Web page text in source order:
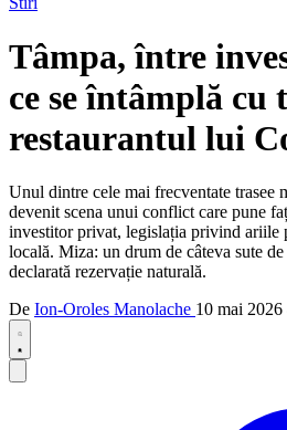
Tâmpa, între
ce se întâmplă cu
restaurantul lui
Unul dintre cele mai frecventate trasee
devenit scena unui conflict care pune
investitor privat, legislația privind ariile
locală. Miza: un drum de câteva sute
declarată rezervație naturală.
De Ion-Oroles Manolache 10 mai 2026